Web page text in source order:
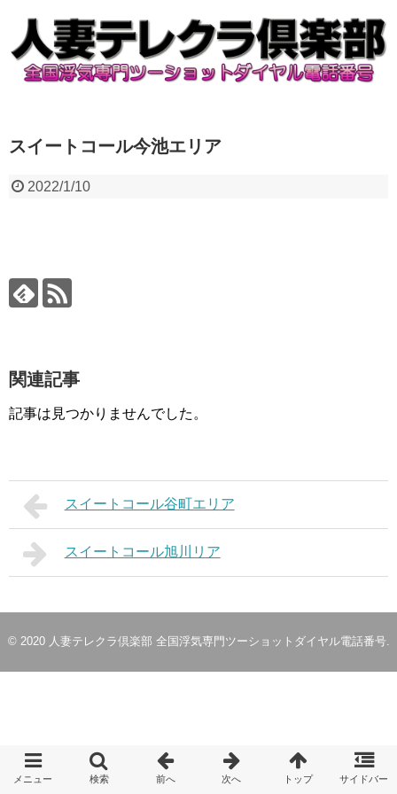
スイートコール今池エリア
2022/1/10
関連記事
記事は見つかりませんでした。
スイートコール谷町エリア
スイートコール旭川リア
© 2020 人妻テレクラ倶楽部 全国浮気専門ツーショットダイヤル電話番号.